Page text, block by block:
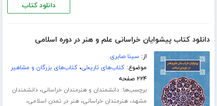
دانلود کتاب
دانلود کتاب پیشوایان خراسانی علم و هنر در دوره اسلامی
از:سینا صابری
موضوع:کتاب‌های تاریخی،کتاب‌های بزرگان و مشاهیر
۲۲۴ صفحه
برچسب‌ها:دانشمندان و هنرمندان خراسانی،دانشمندان
مشهد،هنرمندان خراسانی،هنر در تمدن اسلامی،